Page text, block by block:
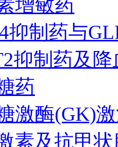
增敏药
抑制药与
抑制药及
药
激酶(GK)
素及抗甲